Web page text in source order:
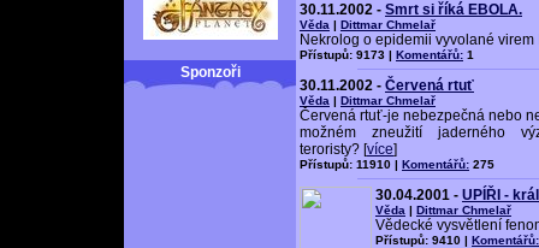
Sponzoři
30.11.2002 - Smrt si říká EBOLA.
Věda | Dittmar Chmelař
Nekrolog o epidemii vyvolané virem
Přístupů: 9173 | Komentářů: 1
30.11.2002 - Červená rtuť
Věda | Dittmar Chmelař
Červená rtuť-je nebezpečná nebo
možném zneužití jaderného
teroristy? [více]
Přístupů: 11910 | Komentářů: 275
30.04.2001 - UPÍŘI -
Věda | Dittmar Chmelař
Vědecké vysvětlení
Přístupů: 9410 | Komentářů: